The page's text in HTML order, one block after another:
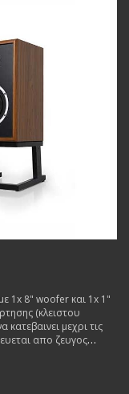
1x 8" woofer και 1x 1"
(κλειστου
μεχρι τις
απο ζευγος